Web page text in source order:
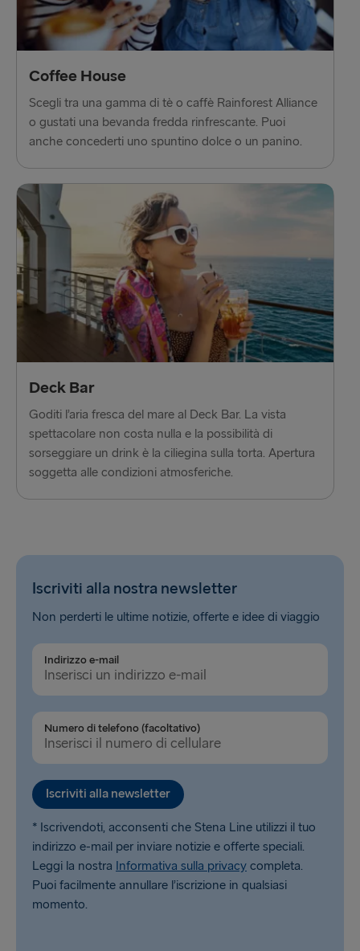
Hook of Holland → Harwich
Karlskrona → Gdynia
Kiel → Gothenburg
Liepāja → Travemünde
Liverpool → Belfast
Nynäshamn → Ventspils
Rosslare → Fishguard
Rostock → Trelleborg
Trelleborg → Rostock
Travemünde → Liepāja
Ventspils → Nynäshamn
Coffee House
Scegli tra una gamma di tè o caffè Rainforest Alliance
o gustati una bevanda fredda rinfrescante. Puoi
anche concederti uno spuntino dolce o un panino.
Deck Bar
Goditi l’aria fresca del mare al Deck Bar. La vista
spettacolare non costa nulla e la possibilità di
sorseggiare un drink è la ciliegina sulla torta. Apertura
soggetta alle condizioni atmosferiche.
Iscriviti alla nostra newsletter
Non perderti le ultime notizie, offerte e idee di viaggio
Indirizzo e-mail
Numero di telefono (facoltativo)
Iscriviti alla newsletter
* Iscrivendoti, acconsenti che Stena Line utilizzi il tuo
indirizzo e-mail per inviare notizie e offerte speciali.
Leggi la nostra Informativa sulla privacy completa.
Puoi facilmente annullare l’iscrizione in qualsiasi
momento.